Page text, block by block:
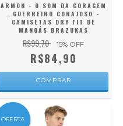
ARMON - O SOM DA CORAGEM
. GUERREIRO CORAJOSO -
CAMISETAS DRY FIT DE
MANGÁS BRAZUKAS
R$99,70 15% OFF
R$84,90
COMPRAR
OFERTA